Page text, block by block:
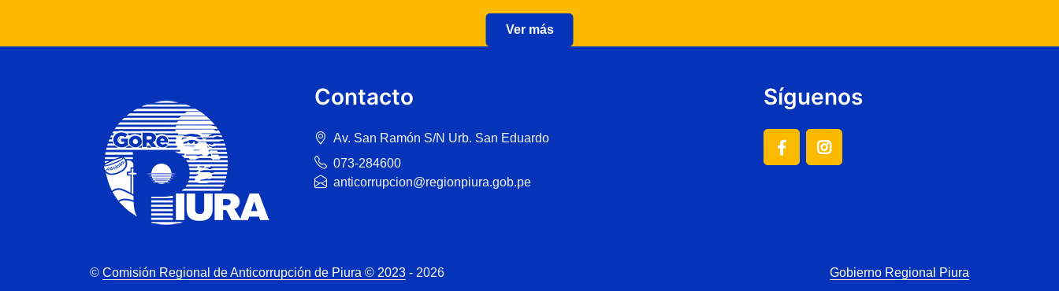
Ver más
Contacto
Av. San Ramón S/N Urb. San Eduardo
073-284600
anticorrupcion@regionpiura.gob.pe
Síguenos
© Comisión Regional de Anticorrupción de Piura © 2023 - 2026 Gobierno Regional Piura